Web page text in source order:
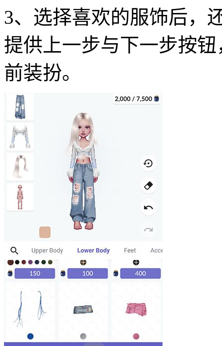
3、选择喜欢的服饰后，
提供上一步与下一步按
前装扮。